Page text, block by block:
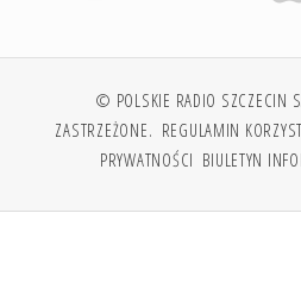
© POLSKIE RADIO SZCZECIN
ZASTRZEŻONE. REGULAMIN
PRYWATNOŚCI BIULETYN